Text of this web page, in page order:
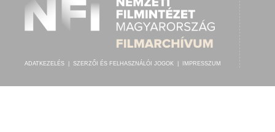
ADATKEZELÉS SZERZŐI ÉS FELHASZNÁLÓI JOGOK IMPRESSZUM